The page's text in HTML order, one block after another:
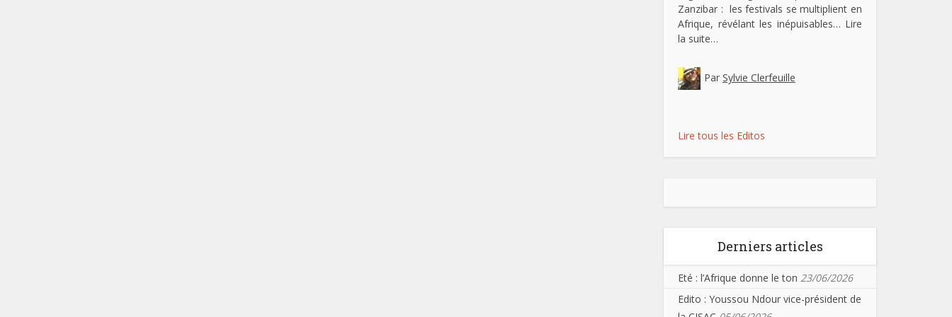
Zanzibar : les festivals se multiplient en
Afrique, révélant les inépuisables… Lire
la suite…
Par Sylvie Clerfeuille
Lire tous les Editos
Derniers articles
Eté : l’Afrique donne le ton 23/06/2026
Edito : Youssou Ndour vice-président de